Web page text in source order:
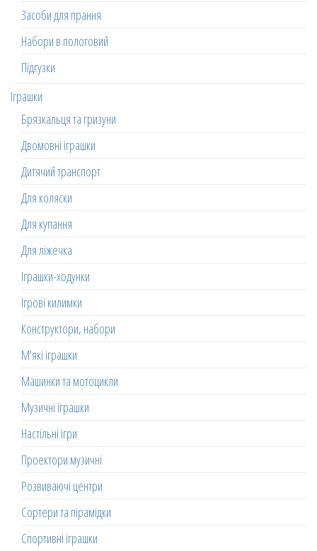
Засоби для прання
Набори в пологовий
Підгузки
Іграшки
Брязкальця та гризуни
Двомовні іграшки
Дитячий транспорт
Для коляски
Для купання
Для ліжечка
Іграшки-ходунки
Ігрові килимки
Конструктори, набори
М'які іграшки
Машинки та мотоцикли
Музичні іграшки
Настільні ігри
Проектори музичні
Розвиваючі центри
Сортери та пірамідки
Спортивні іграшки